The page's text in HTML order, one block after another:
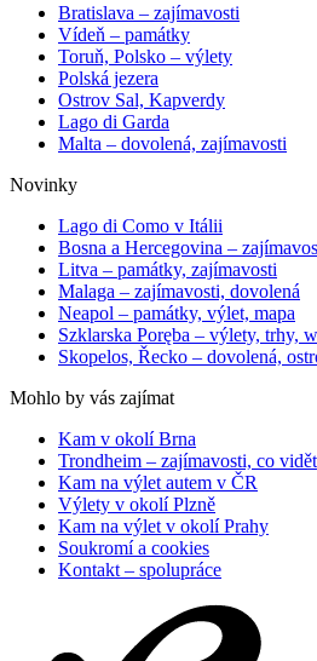
Bratislava – zajímavosti
Vídeň – památky
Toruň, Polsko – výlety
Polská jezera
Ostrov Sal, Kapverdy
Lago di Garda
Malta – dovolená, zajímavosti
Novinky
Lago di Como v Itálii
Bosna a Hercegovina –
Litva – památky, zajímavosti
Malaga – zajímavosti, dovolená
Neapol – památky, výlet, mapa
Szklarska Poręba – výlety, trhy,
Skopelos, Řecko – dovolená,
Mohlo by vás zajímat
Kam v okolí Brna
Trondheim – zajímavosti, co vidět
Kam na výlet autem v ČR
Výlety v okolí Plzně
Kam na výlet v okolí Prahy
Soukromí a cookies
Kontakt – spolupráce